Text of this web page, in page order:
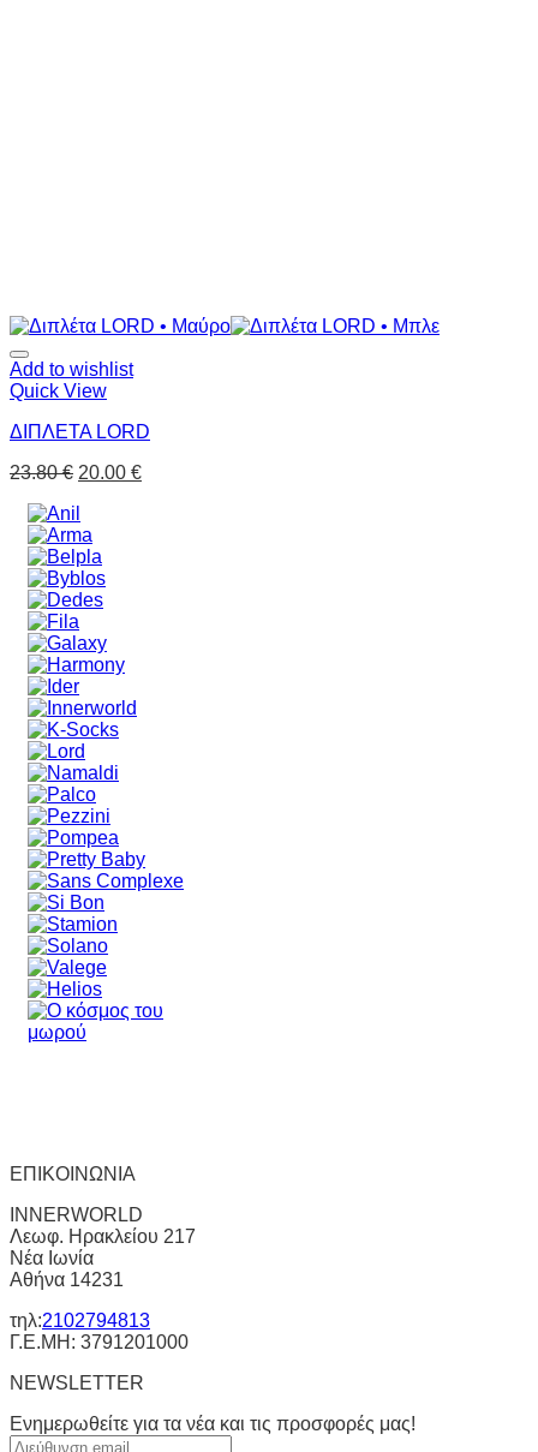
Add to wishlist
Quick View
ΔΙΠΛΕΤΑ LORD
23.80€ 20.00 €
ΕΠΙΚΟΙΝΩΝΙΑ
INNERWORLD
Λεωφ. Ηρακλείου 217
Νέα Ιωνία
Αθήνα 14231
τηλ:2102794813
Γ.Ε.ΜΗ: 3791201000
NEWSLETTER
Ενημερωθείτε για τα νέα και τις προσφορές μας!